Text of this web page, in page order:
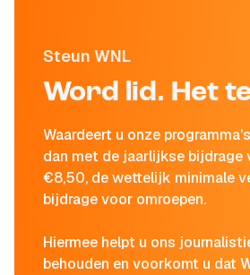
Steun WNL
Word lid. Het
Waardeert u onze
dan met de jaarlijkse bijdrage
€8,50, de wettelijk minimale
bijdrage voor omroepen.
Hiermee helpt u ons
behouden en voorkomt u dat